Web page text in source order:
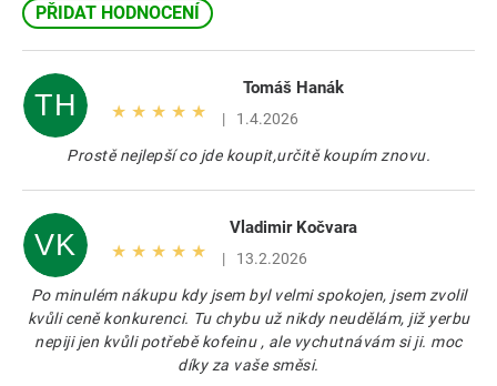
PŘIDAT HODNOCENÍ
p
i
o
n
o
e
n
TH
Tomáš Hanák
Hodnocení produktu je 5 z 5 hvězdiček.
| 1.4.2026
Prostě nejlepší co jde koupit,určitě koupím znovu.
VK
Vladimir Kočvara
Hodnocení produktu je 5 z 5 hvězdiček.
| 13.2.2026
Po minulém nákupu kdy jsem byl velmi spokojen, jsem zvolil
kvůli ceně konkurenci. Tu chybu už nikdy neudělám, již yerbu
nepiji jen kvůli potřebě kofeinu , ale vychutnávám si ji. moc
díky za vaše směsi.